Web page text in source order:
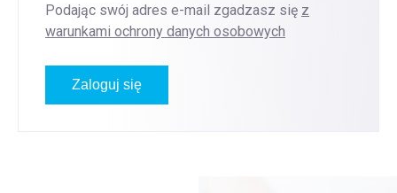
Podając swój adres e-mail zgadzasz się z
warunkami ochrony danych osobowych
Zaloguj się